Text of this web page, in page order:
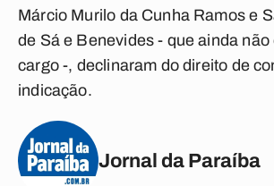
Márcio Murilo da Cunha Ramos e
de Sá e Benevides - que ainda
cargo -, declinaram do direito de
indicação.
Jornal da Paraíba